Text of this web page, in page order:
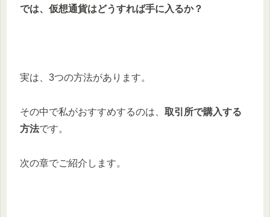
では、仮想通貨はどうすれば手に入るか？
実は、3つの方法があります。
その中で私がおすすめするのは、 取引所で購入する
方法です。
次の章でご紹介します。